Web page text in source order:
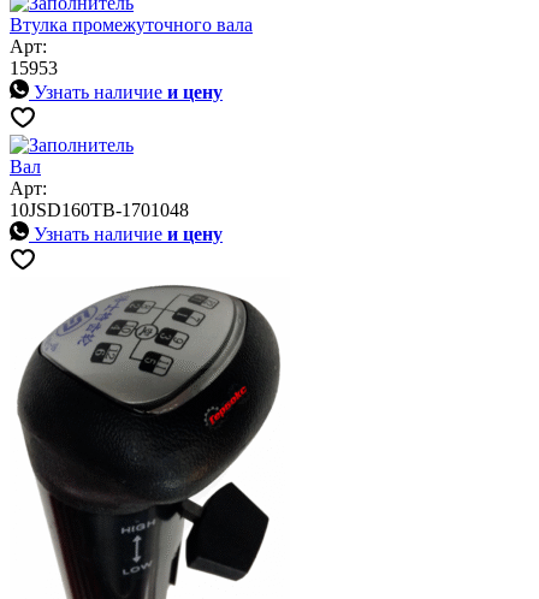
Втулка промежуточного вала
Арт:
15953
Узнать наличие и цену
Вал
Арт:
10JSD160TB-1701048
Узнать наличие и цену